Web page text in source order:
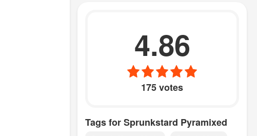
4.86
175 votes
Tags for Sprunkstard Pyramixed